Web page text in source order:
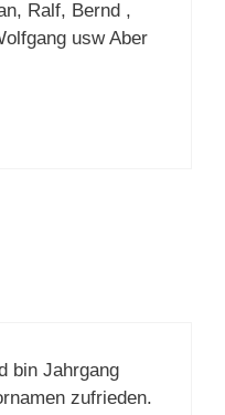
Ralf, Bernd ,
usw Aber
bin Jahrgang
zufrieden.